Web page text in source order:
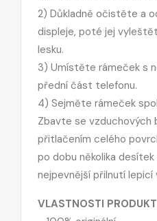
2) Důkladně očistěte a
displeje, poté jej
lesku.
3) Umístěte rámeček s
přední část telefonu.
4) Sejměte rámeček
Zbavte se vzduchových
přitlačením celého
po dobu několika
nejpevnější přilnutí lepicí
VLASTNOSTI